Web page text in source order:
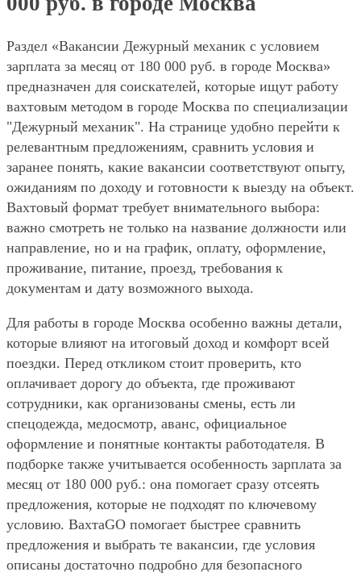
Раздел «Вакансии Дежурный механик с условием
зарплата за месяц от 180 000 руб. в городе Москва»
предназначен для соискателей, которые ищут работу
вахтовым методом в городе Москва по специализации
"Дежурный механик". На странице удобно перейти к
релевантным предложениям, сравнить условия и
заранее понять, какие вакансии соответствуют опыту,
ожиданиям по доходу и готовности к выезду на объект.
Вахтовый формат требует внимательного выбора:
важно смотреть не только на название должности или
направление, но и на график, оплату, оформление,
проживание, питание, проезд, требования к
документам и дату возможного выхода.
Для работы в городе Москва особенно важны детали,
которые влияют на итоговый доход и комфорт всей
поездки. Перед откликом стоит проверить, кто
оплачивает дорогу до объекта, где проживают
сотрудники, как организованы смены, есть ли
спецодежда, медосмотр, аванс, официальное
оформление и понятные контакты работодателя. В
подборке также учитывается особенность зарплата за
месяц от 180 000 руб.: она помогает сразу отсеять
предложения, которые не подходят по ключевому
условию. ВахтаGO помогает быстрее сравнить
предложения и выбрать те вакансии, где условия
описаны достаточно подробно для безопасного